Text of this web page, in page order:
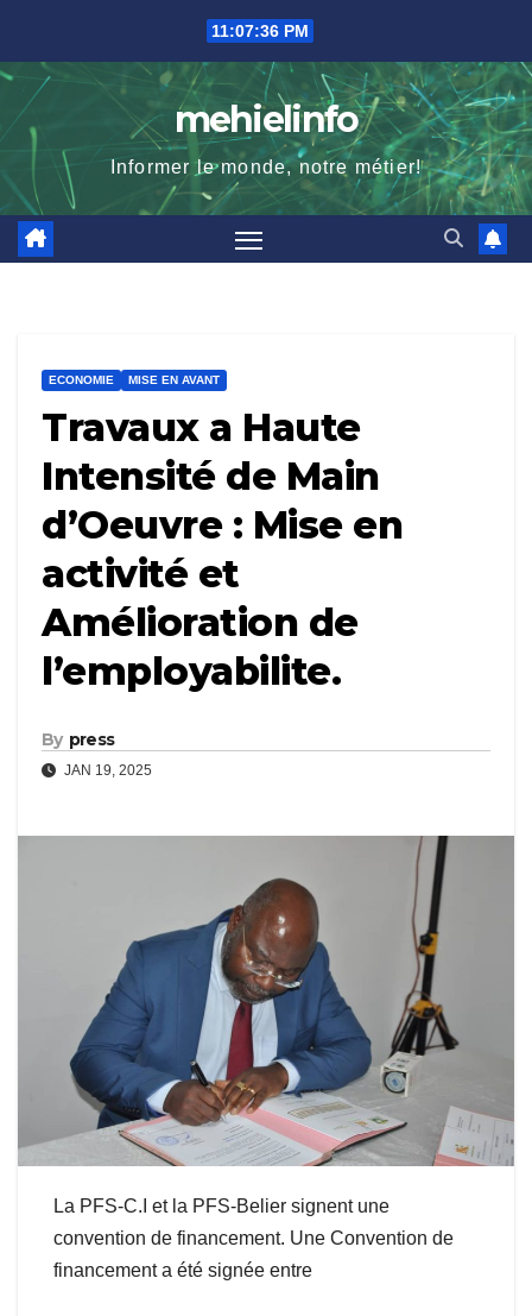
content
11:07:37 PM
mehielinfo
Informer le monde, notre métier!
ECONOMIE MISE EN AVANT
Travaux a Haute
Intensité de Main
d’Oeuvre : Mise en
activité et
Amélioration de
l’employabilite.
By press
JAN 19, 2025
La PFS-C.I et la PFS-Belier signent une
convention de financement. Une Convention de
financement a été signée entre